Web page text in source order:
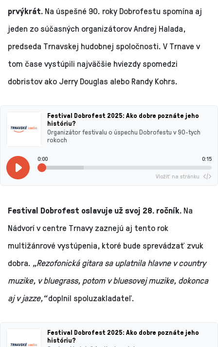
prvýkrát. Na úspešné 90. roky Dobrofestu spomína aj
jeden zo súčasných organizátorov Andrej Halada,
predseda Trnavskej hudobnej spoločnosti. V Trnave v
tom čase vystúpili najväčšie hviezdy spomedzi
dobristov ako Jerry Douglas alebo Randy Kohrs.
Festival Dobrofest 2025: Ako dobre poznáte jeho
históriu?
Organizátor festivalu o úspechu Dobrofestu v 90-tych
rokoch
0:00 0:15
Vložiť na stránku
Festival Dobrofest oslavuje už svoj 28. ročník. Na
Nádvorí v centre Trnavy zaznejú aj tento rok
multižánrové vystúpenia, ktoré bude sprevádzať zvuk
dobra. „Rezofonická gitara sa uplatnila hlavne v country
muzike, v bluegrass, potom v bluesovej muzike, dokonca
aj v jazze,“doplnil spoluzakladateľ.
Festival Dobrofest 2025: Ako dobre poznáte jeho
históriu?